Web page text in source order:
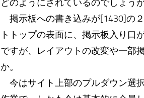
どのようにされているのでしょう
掲示板への書き込みが[1430]の
トトップの表面に、掲示板入り口
ですが、レイアウトの改変や一部
か。
今はサイト上部のプルダウン選